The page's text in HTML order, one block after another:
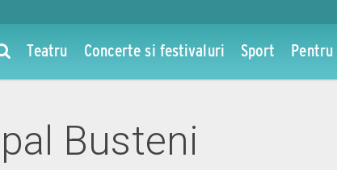
Teatru Concerte si festivaluri Sport
Busteni